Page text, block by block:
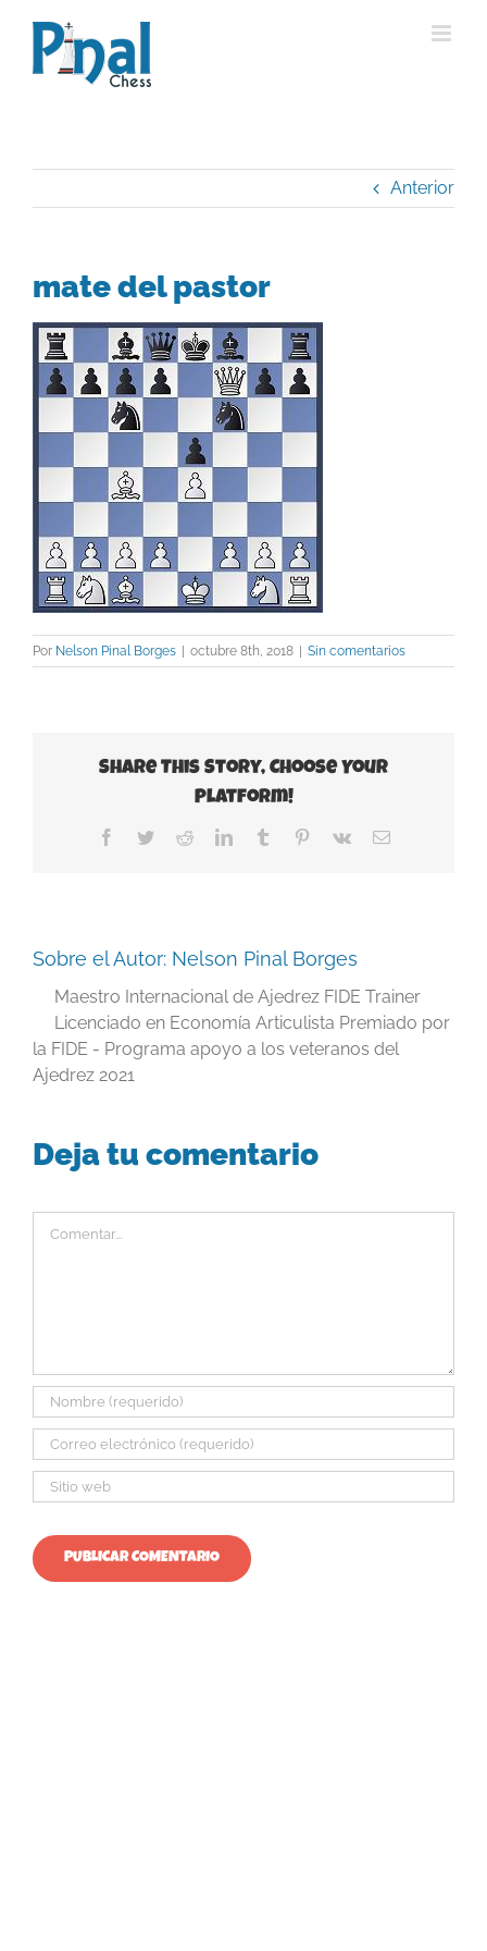
contenido
Anterior
mate del pastor
Por Nelson Pinal Borges | octubre 8th, 2018 | Sin comentarios
Share This Story, Choose Your
Platform!
Facebook
TwitterRedditLinkedInTumblr Pinterest
Vk
Correo
Sobre el Autor: Nelson Pinal Borges
Maestro Internacional de Ajedrez FIDE Trainer
Licenciado en Economía Articulista Premiado por
la FIDE - Programa apoyo a los veteranos del
Ajedrez 2021
Deja tu comentario